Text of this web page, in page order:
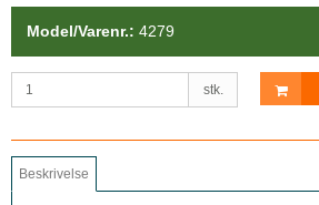
Model/Varenr.: 4279
stk.
Beskrivelse